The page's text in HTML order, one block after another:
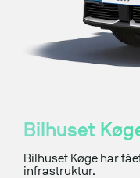
Bilhuset
Bilhuset Køge har
infrastruktur.